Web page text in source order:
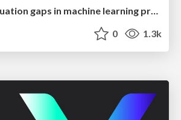
論文紹介「Evaluation gaps in machine learning practice」と、効果検証入門に関する昔話
0 1.3k